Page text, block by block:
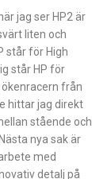
jag ser HP2 är
liten och
står för High
står HP för
från
hittar jag direkt
stående och
nya sak är
med
detalj på